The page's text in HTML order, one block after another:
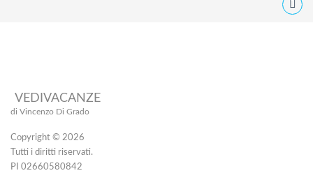
VEDIVACANZE
di Vincenzo Di Grado
Copyright © 2026
Tutti i diritti riservati.
PI 02660580842